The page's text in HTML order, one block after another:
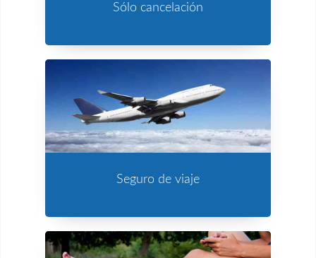
Sólo cancelación
Seguro de viaje